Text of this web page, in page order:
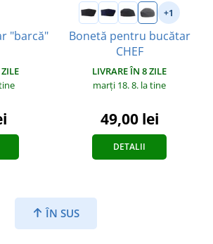
"barcă"
+1
Bonetă pentru bucătar
CHEF
LIVRARE ÎN 8 ZILE
marți 18. 8. la tine
49,00 lei
DETALII
ÎN SUS